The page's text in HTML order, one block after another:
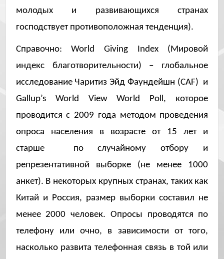
молодых и развивающихся странах
господствует противоположная тенденция).
Справочно: World Giving Index (Мировой
индекс благотворительности) – глобальное
исследование Чаритиз Эйд Фаундейшн (CAF) и
Gallup’s World View World Poll, которое
проводится c 2009 года методом проведения
опроса населения в возрасте от 15 лет и
старше по случайному отбору и
репрезентативной выборке (не менее 1000
анкет). В некоторых крупных странах, таких как
Китай и Россия, размер выборки составил не
менее 2000 человек. Опросы проводятся по
телефону или очно, в зависимости от того,
насколько развита телефонная связь в той или